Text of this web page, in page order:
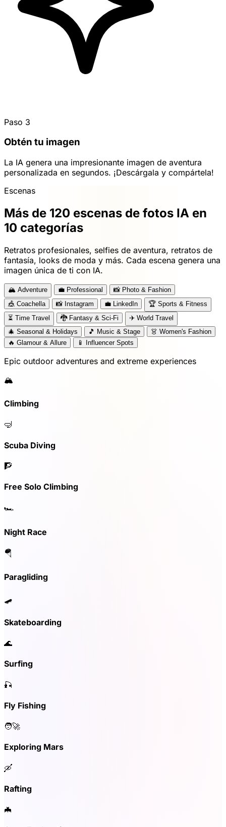
Paso 3
Obtén tu imagen
La IA genera una impresionante imagen de aventura
personalizada en segundos. ¡Descárgala y compártela!
Escenas
Más de 120 escenas de fotos IA en
10 categorías
Retratos profesionales, selfies de aventura, retratos de
fantasía, looks de moda y más. Cada escena genera una
imagen única de ti con IA.
🏔️ Adventure 💼 Professional 📸 Photo & Fashion
🎪 Coachella 📸 Instagram 💼 LinkedIn 🏆 Sports & Fitness
⏳ Time Travel 🐉 Fantasy & Sci-Fi ✈️ World Travel
🎄 Seasonal & Holidays 🎵 Music & Stage 👗 Women's Fashion
🔥 Glamour & Allure 📱 Influencer Spots
Epic outdoor adventures and extreme experiences
🏔️
Climbing
🤿
Scuba Diving
🧗
Free Solo Climbing
🏎️
Night Race
🪂
Paragliding
🛹
Skateboarding
🌊
Surfing
🎣
Fly Fishing
🧑‍🚀
Exploring Mars
🛶
Rafting
🦇